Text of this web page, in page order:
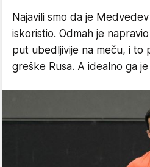
Najavili smo da je
iskoristio. Odmah je
put ubedljivije na meču, i to
greške Rusa. A idealno ga